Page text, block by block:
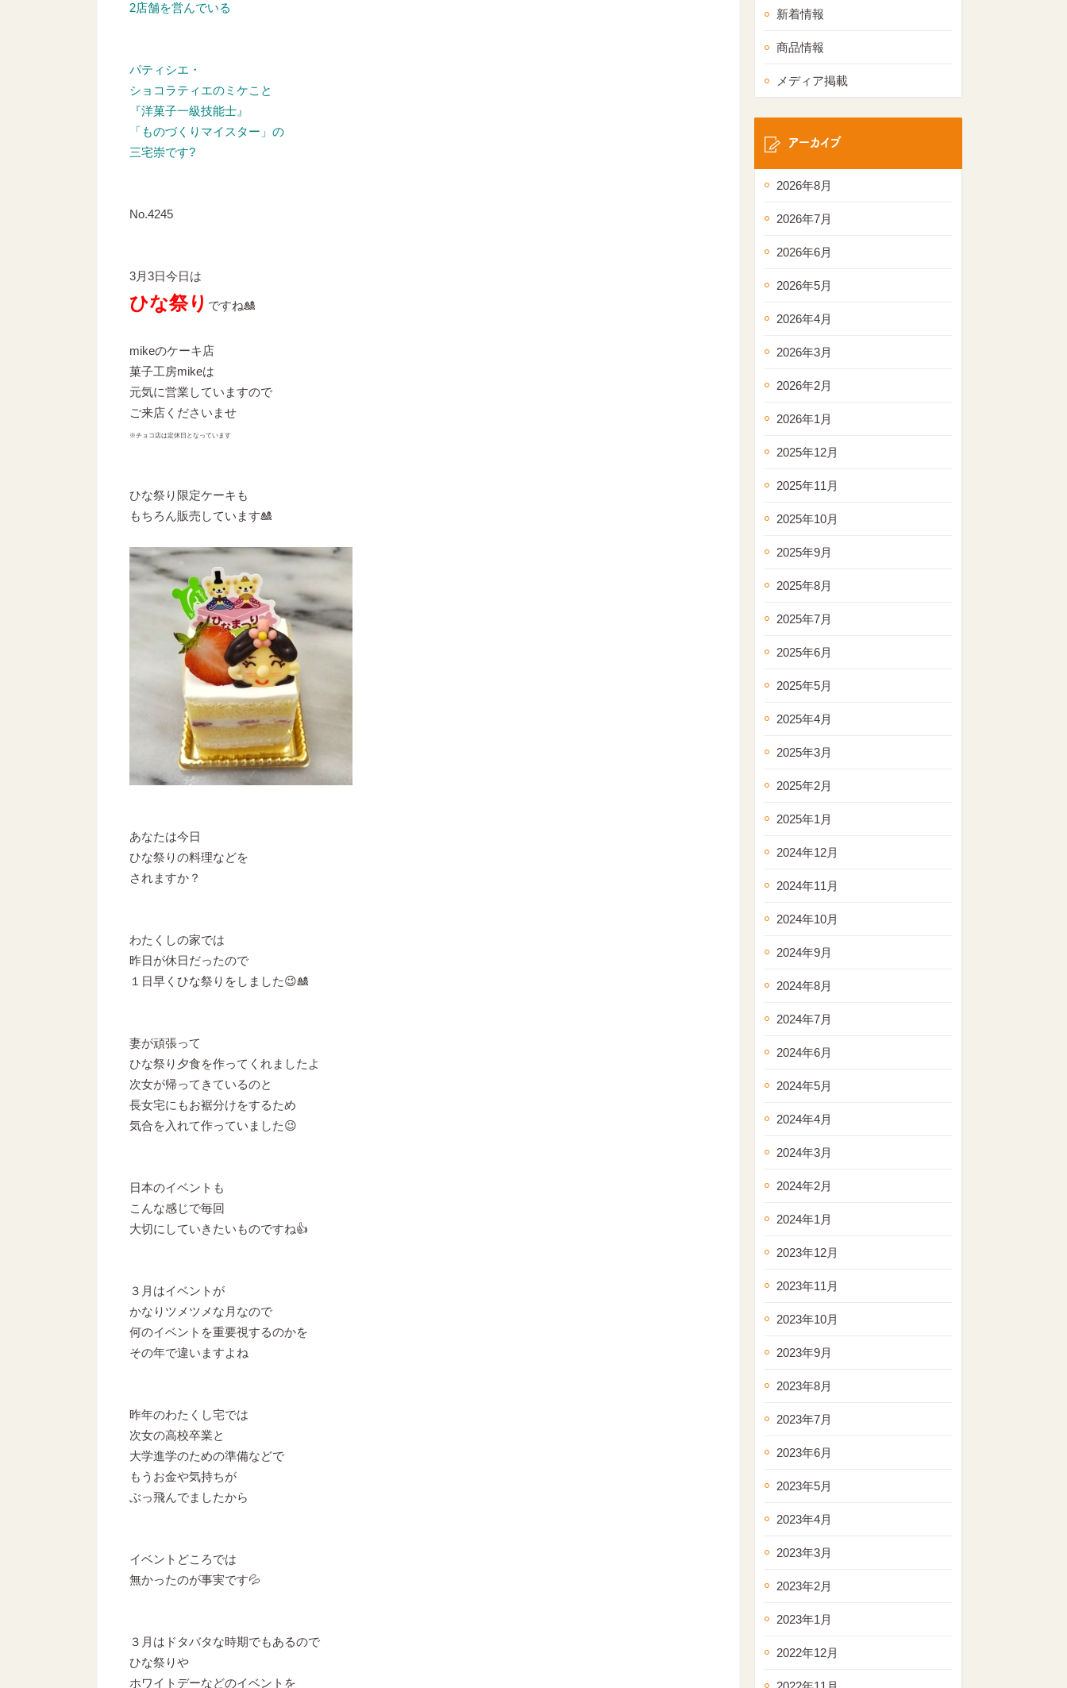
2店舗を営んでいる
パティシエ・
ショコラティエのミケこと
『洋菓子一級技能士』
「ものづくりマイスター」の
三宅崇です?
No.4245
3月3日今日は
ひな祭り ですね🎎
mikeのケーキ店
菓子工房mikeは
元気に営業していますので
ご来店くださいませ
※チョコ店は定休日となっています
ひな祭り限定ケーキも
もちろん販売しています🎎
あなたは今日
ひな祭りの料理などを
されますか？
わたくしの家では
昨日が休日だったので
１日早くひな祭りをしました😉🎎
妻が頑張って
ひな祭り夕食を作ってくれましたよ
次女が帰ってきているのと
長女宅にもお裾分けをするため
気合を入れて作っていました😉
日本のイベントも
こんな感じで毎回
大切にしていきたいものですね👍
３月はイベントが
かなりツメツメな月なので
何のイベントを重要視するのかを
その年で違いますよね
昨年のわたくし宅では
次女の高校卒業と
大学進学のための準備などで
もうお金や気持ちが
ぶっ飛んでましたから
イベントどころでは
無かったのが事実です💦
３月はドタバタな時期でもあるので
ひな祭りや
ホワイトデーなどのイベントを
新着情報
商品情報
メディア掲載
アーカイブ
2026年8月
2026年7月
2026年6月
2026年5月
2026年4月
2026年3月
2026年2月
2026年1月
2025年12月
2025年11月
2025年10月
2025年9月
2025年8月
2025年7月
2025年6月
2025年5月
2025年4月
2025年3月
2025年2月
2025年1月
2024年12月
2024年11月
2024年10月
2024年9月
2024年8月
2024年7月
2024年6月
2024年5月
2024年4月
2024年3月
2024年2月
2024年1月
2023年12月
2023年11月
2023年10月
2023年9月
2023年8月
2023年7月
2023年6月
2023年5月
2023年4月
2023年3月
2023年2月
2023年1月
2022年12月